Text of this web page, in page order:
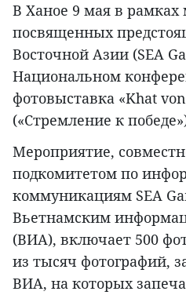
В Ханое 9 мая в рамках
посвященных
Восточной Азии (SEA
Национальном
фотовыставка «Khat
(«Стремление к
Мероприятие,
подкомитетом по
коммуникациям SEA
Вьетнамским
(ВИА), включает 500
из тысяч фотографий,
ВИА, на которых